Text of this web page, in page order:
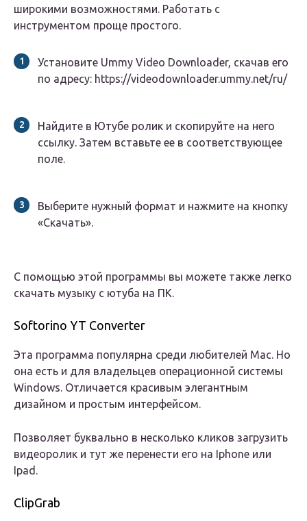
широкими возможностями. Работать с
инструментом проще простого.
Установите Ummy Video Downloader, скачав его
по адресу: https://videodownloader.ummy.net/ru/
Найдите в Ютубе ролик и скопируйте на него
ссылку. Затем вставьте ее в соответствующее
поле.
Выберите нужный формат и нажмите на кнопку
«Скачать».
С помощью этой программы вы можете также легко
скачать музыку с ютуба на ПК.
Softorino YT Converter
Эта программа популярна среди любителей Mac. Но
она есть и для владельцев операционной системы
Windows. Отличается красивым элегантным
дизайном и простым интерфейсом.
Позволяет буквально в несколько кликов загрузить
видеоролик и тут же перенести его на Iphone или
Ipad.
ClipGrab